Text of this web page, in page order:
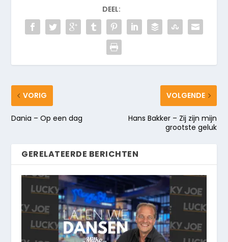
DEEL:
VORIG
Dania – Op een dag
VOLGENDE
Hans Bakker – Zij zijn mijn
grootste geluk
GERELATEERDE BERICHTEN